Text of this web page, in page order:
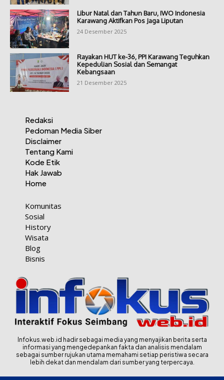
Libur Natal dan Tahun Baru, IWO Indonesia
Karawang Aktifkan Pos Jaga Liputan
24 Desember 2025
Rayakan HUT ke-36, PPI Karawang Teguhkan
Kepedulian Sosial dan Semangat
Kebangsaan
21 Desember 2025
Redaksi
Pedoman Media Siber
Disclaimer
Tentang Kami
Kode Etik
Hak Jawab
Home
Komunitas
Sosial
History
Wisata
Blog
Bisnis
Infokus.web.id hadir sebagai media yang menyajikan berita serta
informasi yang mengedepankan fakta dan analisis mendalam
sebagai sumber rujukan utama memahami setiap peristiwa secara
lebih dekat dan mendalam dari sumber yang terpercaya.